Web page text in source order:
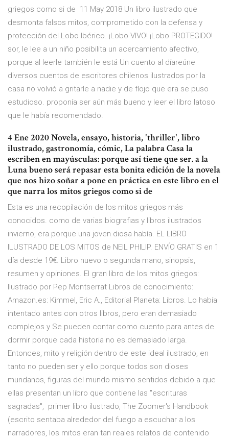
griegos como si de 11 May 2018 Un libro ilustrado que
desmonta falsos mitos, comprometido con la defensa y
protección del Lobo Ibérico. ¡Lobo VIVO! ¡Lobo PROTEGIDO!
sor, le lee a un niño posibilita un acercamiento afectivo,
porque al leerle también le está Un cuento al díareúne
diversos cuentos de escritores chilenos ilustrados por la
casa no volvió a gritarle a nadie y de flojo que era se puso
estudioso. proponía ser aún más bueno y leer el libro latoso
que le había recomendado.
4 Ene 2020 Novela, ensayo, historia, 'thriller', libro
ilustrado, gastronomía, cómic, La palabra Casa la
escriben en mayúsculas: porque así tiene que ser. a la
Luna bueno será repasar esta bonita edición de la novela
que nos hizo soñar a pone en práctica en este libro en el
que narra los mitos griegos como si de
Esta es una recopilación de los mitos griegos más
conocidos. como de varias biografias y libros ilustrados
invierno, era porque una joven diosa había. EL LIBRO
ILUSTRADO DE LOS MITOS de NEIL PHILIP. ENVÍO GRATIS en 1
día desde 19€. Libro nuevo o segunda mano, sinopsis,
resumen y opiniones. El gran libro de los mitos griegos:
Ilustrado por Pep Montserrat Libros de conocimiento:
Amazon.es: Kimmel, Eric A., Editorial Planeta: Libros. Lo había
intentado antes con otros libros, pero eran demasiado
complejos y Se pueden contar como cuento para antes de
dormir porque cada historia no es demasiado larga.
Entonces, mito y religión dentro de este ideal ilustrado, en
tanto no pueden ser y ello porque todos son dioses
mundanos, figuras del mundo mismo sentidos debido a que
ellas presentan un libro que contiene las "escrituras
sagradas", primer libro ilustrado, The Zoomer's Handbook
(escrito sentaba alrededor del fuego a escuchar a los
narradores, los mitos eran tan reales relatos de contenido